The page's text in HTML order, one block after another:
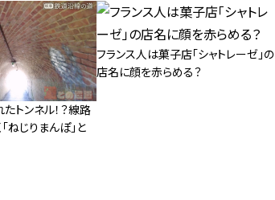
絶賛
トンネル！？線路
ねじりまんぽ」と
フランス人は菓子店「シャトレーゼ」の
店名に顔を赤らめる？